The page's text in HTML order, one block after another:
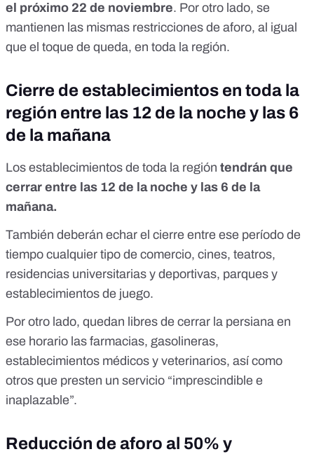
el próximo 22 de noviembre. Por otro lado, se
mantienen las mismas restricciones de aforo, al igual
que el toque de queda, en toda la región.
Cierre de establecimientos en toda la
región entre las 12 de la noche y las 6
de la mañana
Los establecimientos de toda la región tendrán que
cerrar entre las 12 de la noche y las 6 de la
mañana.
También deberán echar el cierre entre ese período de
tiempo cualquier tipo de comercio, cines, teatros,
residencias universitarias y deportivas, parques y
establecimientos de juego.
Por otro lado, quedan libres de cerrar la persiana en
ese horario las farmacias, gasolineras,
establecimientos médicos y veterinarios, así como
otros que presten un servicio “imprescindible e
inaplazable”.
Reducción de aforo al 50% y